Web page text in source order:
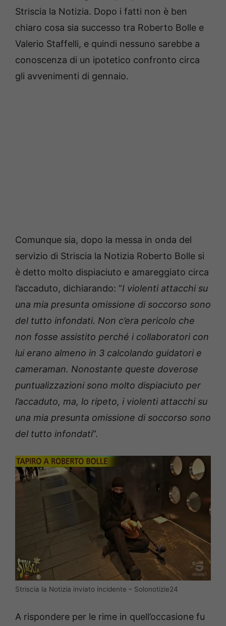
Striscia la Notizia. Dopo i fatti non è ben
chiaro cosa sia successo tra Roberto Bolle e
Valerio Staffelli, e quindi nessuno sarebbe a
conoscenza di un ipotetico confronto circa
gli avvenimenti di gennaio.
Comunque sia, dopo la messa in onda del
servizio di Striscia la Notizia Roberto Bolle si
è detto molto dispiaciuto e amareggiato circa
l’accaduto, dichiarando: “I violenti attacchi su
una mia presunta omissione di soccorso sono
del tutto infondati. Non c’era pericolo che
non fosse assistito perché i collaboratori con
lui erano almeno in 3 calcolando guidatori e
cameraman. Nonostante queste doverose
puntualizzazioni sono molto dispiaciuto per
l’accaduto, ma, lo ripeto, i violenti attacchi su
una mia presunta omissione di soccorso sono
del tutto infondati”.
Striscia la Notizia inviato incidente – Solonotizie24
A rispondere per le rime in quell’occasione fu